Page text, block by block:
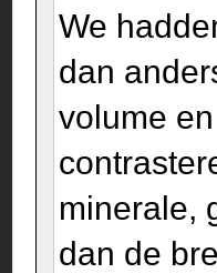
We
dan
volume
minerale,
dan de